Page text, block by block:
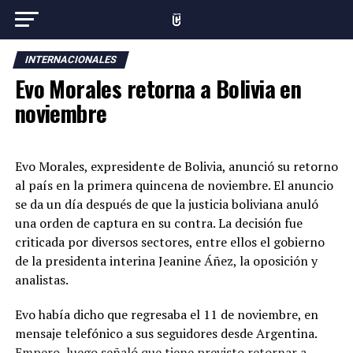
INTERNACIONALES
Evo Morales retorna a Bolivia en
noviembre
Evo Morales, expresidente de Bolivia, anunció su retorno
al país en la primera quincena de noviembre. El anuncio
se da un día después de que la justicia boliviana anuló
una orden de captura en su contra. La decisión fue
criticada por diversos sectores, entre ellos el gobierno
de la presidenta interina Jeanine Áñez, la oposición y
analistas.
Evo había dicho que regresaba el 11 de noviembre, en
mensaje telefónico a sus seguidores desde Argentina.